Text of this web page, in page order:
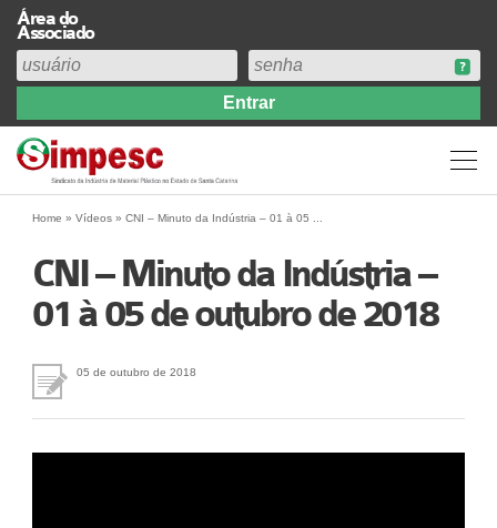
Área do
Associado
Institucional
Perfil
Diretoria
Abrangência
Contribuição Sindical 2026
Prestação de Contas
Central de Comunicação
Home » Vídeos » CNI – Minuto da Indústria – 01 à 05 ...
CNI – Minuto da Indústria –
01 à 05 de outubro de 2018
05 de outubro de 2018